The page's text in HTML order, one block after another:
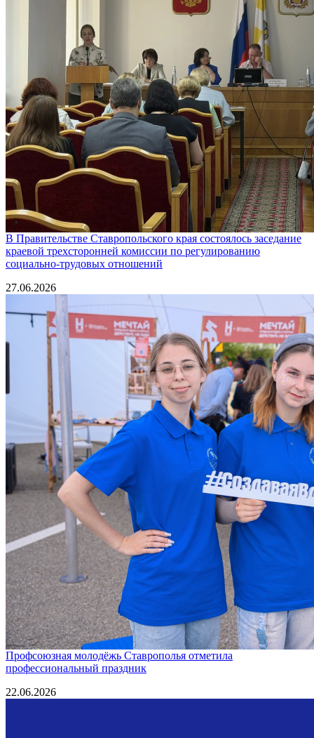
В Правительстве Ставропольского края состоялось заседание
краевой трехсторонней комиссии по регулированию
социально-трудовых отношений
27.06.2026
Профсоюзная молодёжь Ставрополья отметила
профессиональный праздник
22.06.2026